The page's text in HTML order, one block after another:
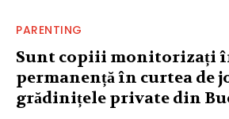
PARENTING
Sunt copiii monitorizați
permanență în curtea de
grădinițele private din